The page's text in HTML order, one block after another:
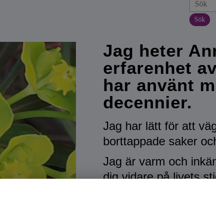
Sök
Jag heter
erfarenhet
har använt
decennier.
Jag har lätt för att
borttappade saker
Jag är varm och
dig vidare på livets